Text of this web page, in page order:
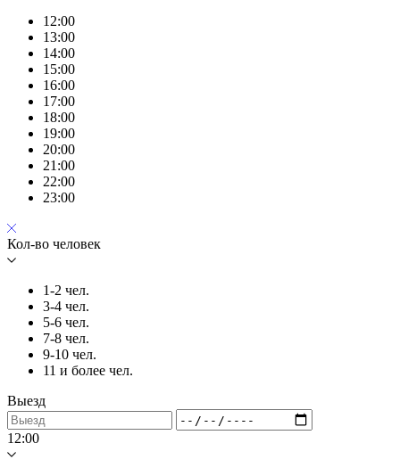
12:00
13:00
14:00
15:00
16:00
17:00
18:00
19:00
20:00
21:00
22:00
23:00
Кол-во человек
1-2 чел.
3-4 чел.
5-6 чел.
7-8 чел.
9-10 чел.
11 и более чел.
Выезд
12:00